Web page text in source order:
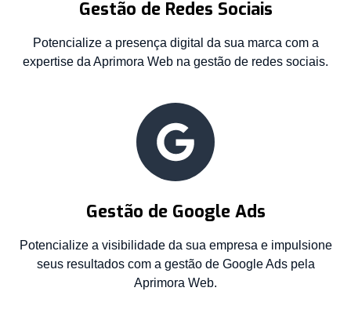
Gestão de Redes Sociais
Potencialize a presença digital da sua marca com a
expertise da Aprimora Web na gestão de redes sociais.
Gestão de Google Ads
Potencialize a visibilidade da sua empresa e impulsione
seus resultados com a gestão de Google Ads pela
Aprimora Web.